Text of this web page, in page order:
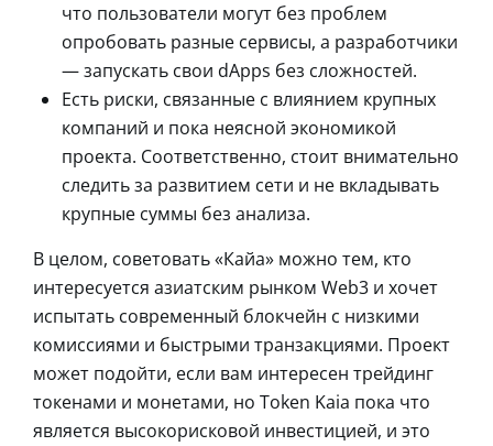
что пользователи могут без проблем
опробовать разные сервисы, а разработчики
— запускать свои dApps без сложностей.
Есть риски, связанные с влиянием крупных
компаний и пока неясной экономикой
проекта. Соответственно, стоит внимательно
следить за развитием сети и не вкладывать
крупные суммы без анализа.
В целом, советовать «Кайа» можно тем, кто
интересуется азиатским рынком Web3 и хочет
испытать современный блокчейн с низкими
комиссиями и быстрыми транзакциями. Проект
может подойти, если вам интересен трейдинг
токенами и монетами, но Token Kaia пока что
является высокорисковой инвестицией, и это